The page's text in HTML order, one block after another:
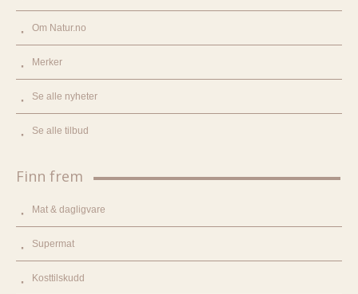
Om Natur.no
Merker
Se alle nyheter
Se alle tilbud
Finn frem
Mat & dagligvare
Supermat
Kosttilskudd